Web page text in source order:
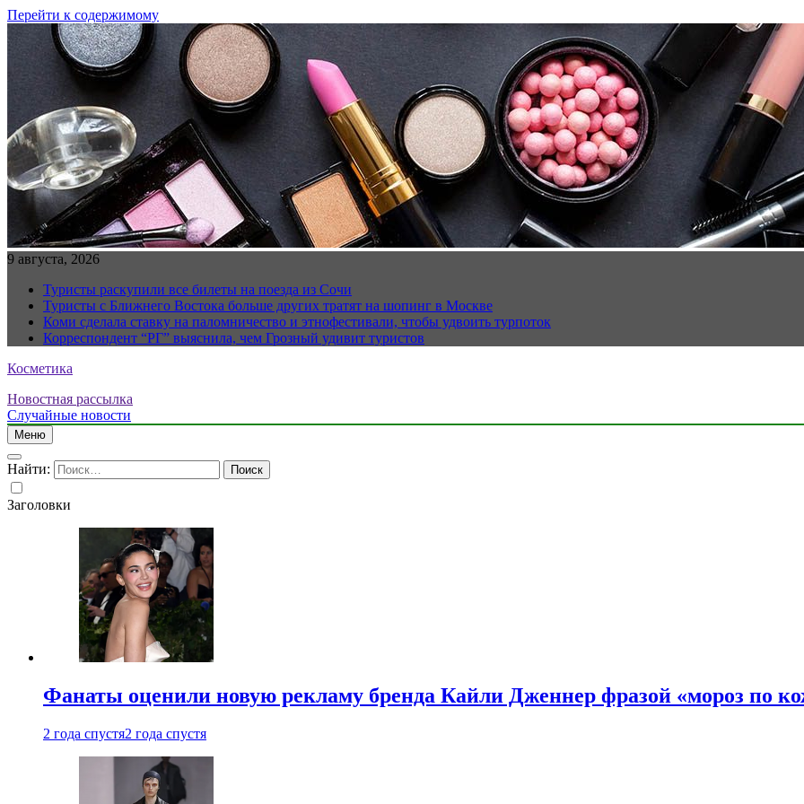
Перейти к содержимому
9 августа, 2026
Туристы раскупили все билеты на поезда из Сочи
Туристы с Ближнего Востока больше других тратят на шопинг в Москве
Коми сделала ставку на паломничество и этнофестивали, чтобы удвоить турпоток
Корреспондент “РГ” выяснила, чем Грозный удивит туристов
Косметика
Новостная рассылка
Случайные новости
Меню
Найти:
Заголовки
Фанаты оценили новую рекламу бренда Кайли Дженнер фразой «мороз по
2 года спустя2 года спустя